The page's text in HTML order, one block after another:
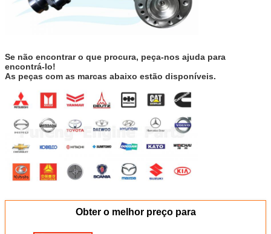
Se não encontrar o que procura, peça-nos ajuda para
encontrá-lo!
As peças com as marcas abaixo estão disponíveis.
Obter o melhor preço para